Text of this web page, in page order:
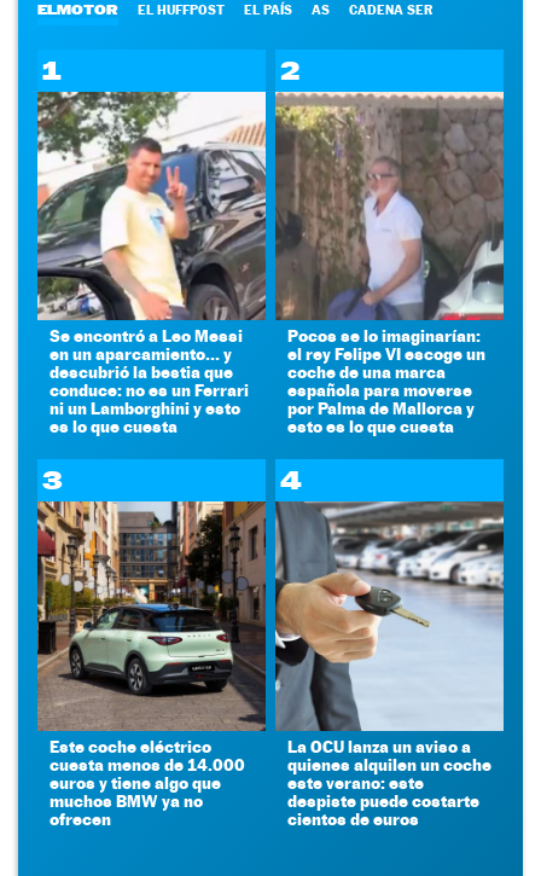
ELMOTOR EL HUFFPOST EL PAÍS AS CADENA SER
1
Se encontró a Leo Messi
en un aparcamiento... y
descubrió la bestia que
conduce: no es un Ferrari
ni un Lamborghini y esto
es lo que cuesta
2
Pocos se lo imaginarían:
el rey Felipe VI escoge un
coche de una marca
española para moverse
por Palma de Mallorca y
esto es lo que cuesta
3
Este coche eléctrico
cuesta menos de 14.000
euros y tiene algo que
muchos BMW ya no
ofrecen
4
La OCU lanza un aviso a
quienes alquilen un coche
este verano: este
despiste puede costarte
cientos de euros